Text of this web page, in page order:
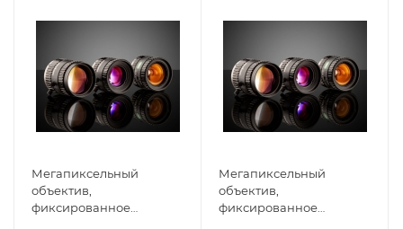
Мегапиксельный
объектив,
фиксированное
Мегапиксельный
объектив,
фиксированное